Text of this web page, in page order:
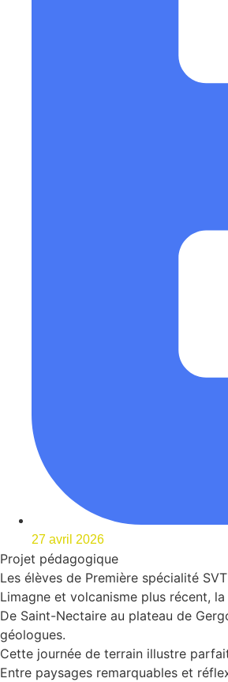
27 avril 2026
Projet pédagogique
Les élèves de Première spécialité
Limagne et volcanisme plus récent,
De Saint-Nectaire au plateau de
géologues.
Cette journée de terrain illustre
Entre paysages remarquables et